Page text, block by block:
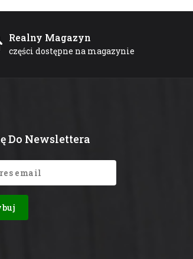
Realny Magazyn
części dostępne na magazynie
Do Newslettera